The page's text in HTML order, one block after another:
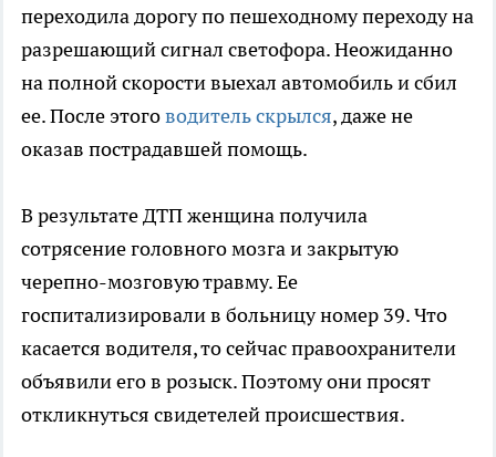
переходила дорогу по пешеходному переходу на
разрешающий сигнал светофора. Неожиданно
на полной скорости выехал автомобиль и сбил
ее. После этоговодитель скрылся, даже не
оказав пострадавшей помощь.
В результате ДТП женщина получила
сотрясение головного мозга и закрытую
черепно-мозговую травму. Ее
госпитализировали в больницу номер 39. Что
касается водителя, то сейчас правоохранители
объявили его в розыск. Поэтому они просят
откликнуться свидетелей происшествия.